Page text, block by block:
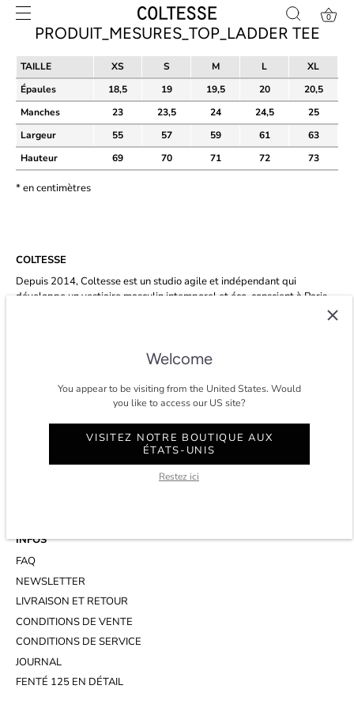
Skip
0
PRODUIT_MESURES_TOP_LADDER TEE
TAILLE XS S M L
XL
Épaules
18,5 19 19,5 20
20,5
Manches
23 23,5 24 24,5
25
Largeur
55 57 59 61
63
Hauteur
69 70 71 72 73
* en centimètres
COLTESSE
Depuis 2014, Coltesse est un studio agile et indépendant qui
développe un vestiaire masculin intemporel et éco-conscient à Paris.
COMPTE
WHATSAPP
INFOS
FAQ
NEWSLETTER
LIVRAISON ET RETOUR
CONDITIONS DE VENTE
CONDITIONS DE SERVICE
JOURNAL
FENTÉ 125 EN DÉTAIL
Welcome
You appear to be visiting from the United States. Would
you like to access our US site?
VISITEZ NOTRE BOUTIQUE AUX
ÉTATS-UNIS
Restez ici